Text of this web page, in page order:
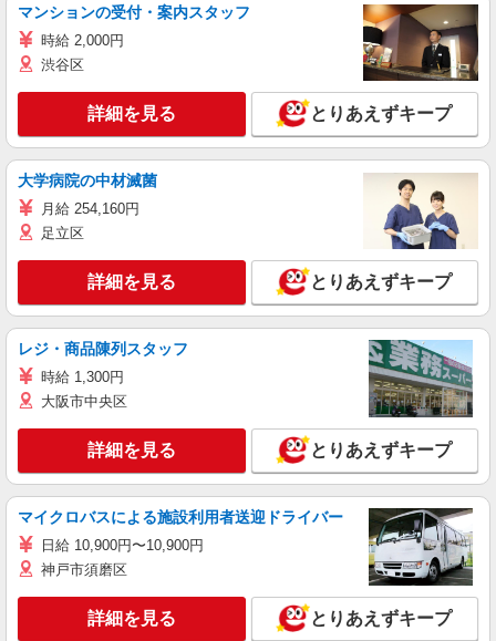
マンションの受付・案内スタッフ
時給 2,000円
渋谷区
詳細を見る とりあえずキープ
大学病院の中材滅菌
月給 254,160円
足立区
詳細を見る とりあえずキープ
レジ・商品陳列スタッフ
時給 1,300円
大阪市中央区
詳細を見る とりあえずキープ
マイクロバスによる施設利用者送迎ドライバー
日給 10,900円〜10,900円
神戸市須磨区
詳細を見る とりあえずキープ